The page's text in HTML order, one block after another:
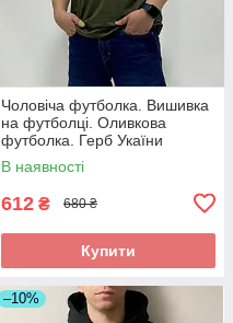
Чоловіча футболка. Вишивка
на футболці. Оливкова
футболка. Герб Укаїни
В наявності
612 ₴ 680 ₴
Купити
–10%